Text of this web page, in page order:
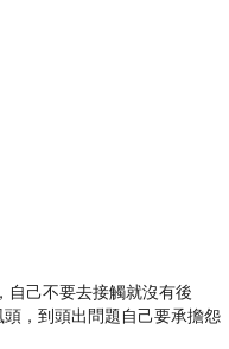
自己不要去接觸就沒有後
，到頭出問題自己要承擔怨